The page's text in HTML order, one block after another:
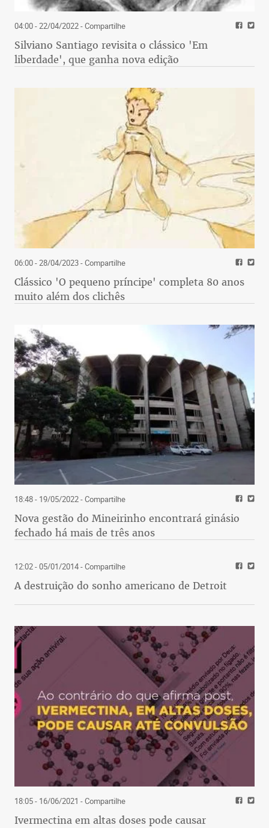
04:00 - 22/04/2022- Compartilhe
Silviano Santiago revisita o clássico 'Em
liberdade', que ganha nova edição
06:00 - 28/04/2023- Compartilhe
Clássico 'O pequeno príncipe' completa 80 anos
muito além dos clichês
18:48 - 19/05/2022- Compartilhe
Nova gestão do Mineirinho encontrará ginásio
fechado há mais de três anos
12:02 - 05/01/2014- Compartilhe
A destruição do sonho americano de Detroit
18:05 - 16/06/2021 - Compartilhe
Ivermectina em altas doses pode causar